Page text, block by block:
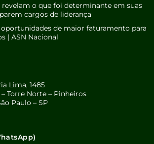
revelam o que foi determinante em suas
cargos de liderança
de maior faturamento para
| ASN Nacional
Lima, 1485
– Torre Norte – Pinheiros
Paulo – SP